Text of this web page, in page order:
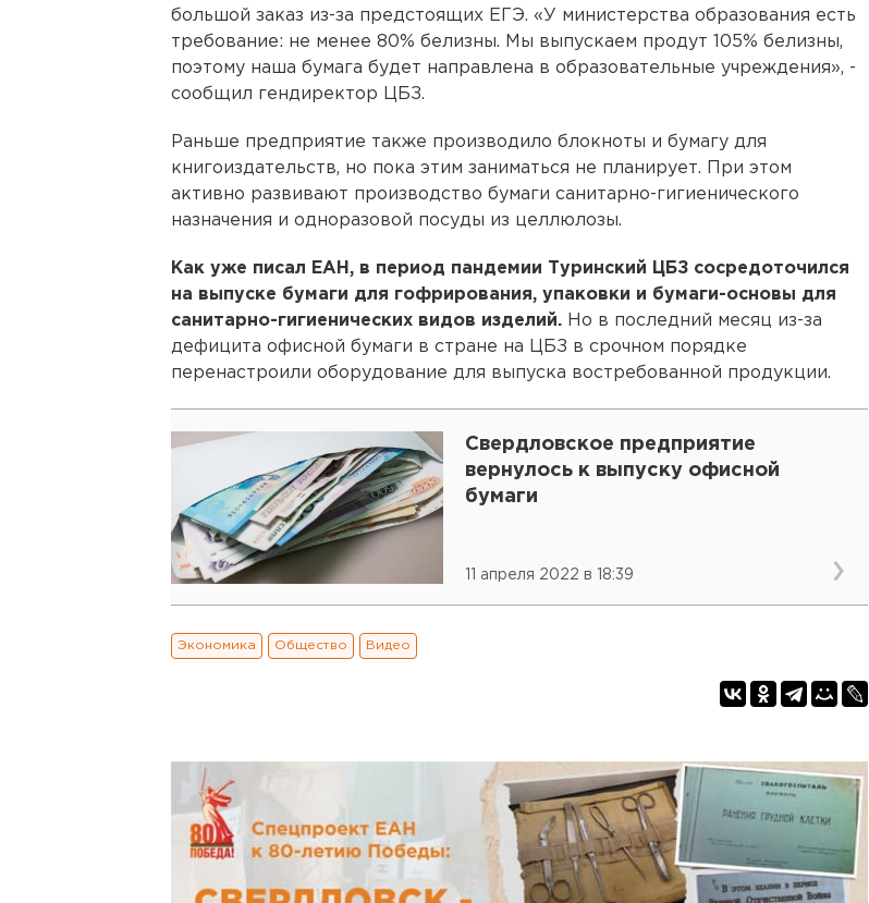
большой заказ из-за предстоящих ЕГЭ. «У министерства образования есть
требование: не менее 80% белизны. Мы выпускаем продут 105% белизны,
поэтому наша бумага будет направлена в образовательные учреждения», -
сообщил гендиректор ЦБЗ.
Раньше предприятие также производило блокноты и бумагу для
книгоиздательств, но пока этим заниматься не планирует. При этом
активно развивают производство бумаги санитарно-гигиенического
назначения и одноразовой посуды из целлюлозы.
Как уже писал ЕАН, в период пандемии Туринский ЦБЗ сосредоточился
на выпуске бумаги для гофрирования, упаковки и бумаги-основы для
санитарно-гигиенических видов изделий. Но в последний месяц из-за
дефицита офисной бумаги в стране на ЦБЗ в срочном порядке
перенастроили оборудование для выпуска востребованной продукции.
Свердловское предприятие
вернулось к выпуску офисной
бумаги
11 апреля 2022 в 18:39
Экономика Общество Видео